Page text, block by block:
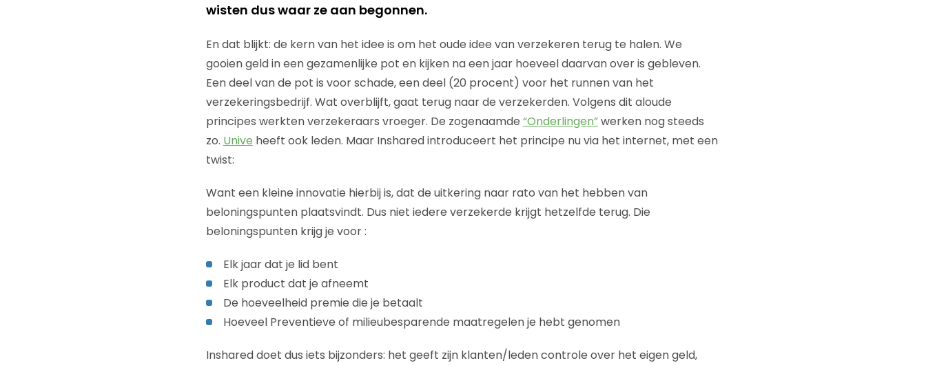
wisten dus waar ze aan begonnen.
En dat blijkt: de kern van het idee is om het oude idee van verzekeren terug te halen. We
gooien geld in een gezamenlijke pot en kijken na een jaar hoeveel daarvan over is gebleven.
Een deel van de pot is voor schade, een deel (20 procent) voor het runnen van het
verzekeringsbedrijf. Wat overblijft, gaat terug naar de verzekerden. Volgens dit aloude
principes werkten verzekeraars vroeger. De zogenaamde “Onderlingen”werken nog steeds
zo. Unive heeft ook leden. Maar Inshared introduceert het principe nu via het internet, met een
twist:
Want een kleine innovatie hierbij is, dat de uitkering naar rato van het hebben van
beloningspunten plaatsvindt. Dus niet iedere verzekerde krijgt hetzelfde terug. Die
beloningspunten krijg je voor :
Elk jaar dat je lid bent
Elk product dat je afneemt
De hoeveelheid premie die je betaalt
Hoeveel Preventieve of milieubesparende maatregelen je hebt genomen
Inshared doet dus iets bijzonders: het geeft zijn klanten/leden controle over het eigen geld,